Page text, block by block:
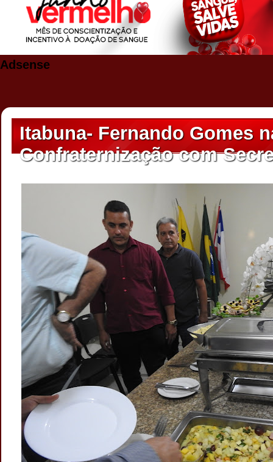
Adsense
Itabuna- Fernando Gomes
Confraternização com